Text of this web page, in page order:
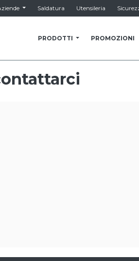
Saldatura Utensileria
PRODOTTI PROMOZIONI